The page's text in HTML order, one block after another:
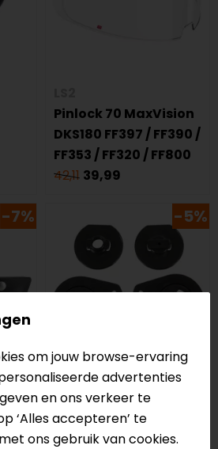
Pinlock 70 MaxVision
DKS180 FF397 / FF390 /
FF353 / FF320 / FF800
42,11 39,99
-7% -5%
Shark
Vizier Mechanisme
Citycruiser/jet/evo
om jouw browse-ervaring
advertenties
en ons verkeer te
‘Alles accepteren’ te
ons gebruik van cookies.